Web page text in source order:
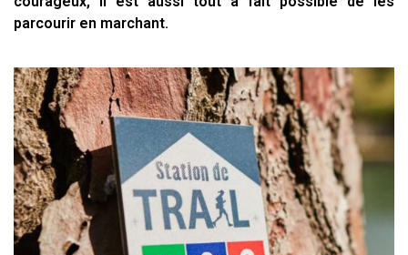
parcourir en marchant.